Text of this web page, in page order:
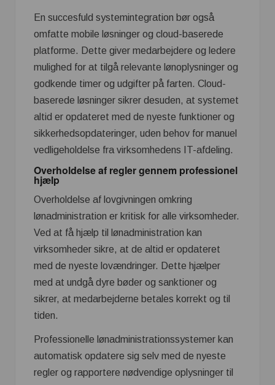
En succesfuld systemintegration bør også
omfatte mobile løsninger og cloud-baserede
platforme. Dette giver medarbejdere og ledere
mulighed for at tilgå relevante lønoplysninger og
godkende timer og udgifter på farten. Cloud-
baserede løsninger sikrer desuden, at systemet
altid er opdateret med de nyeste funktioner og
sikkerhedsopdateringer, uden behov for manuel
vedligeholdelse fra virksomhedens IT-afdeling.
Overholdelse af regler gennem professionel
hjælp
Overholdelse af lovgivningen omkring
lønadministration er kritisk for alle virksomheder.
Ved at få hjælp til lønadministration kan
virksomheder sikre, at de altid er opdateret
med de nyeste lovændringer. Dette hjælper
med at undgå dyre bøder og sanktioner og
sikrer, at medarbejderne betales korrekt og til
tiden.
Professionelle lønadministrationssystemer kan
automatisk opdatere sig selv med de nyeste
regler og rapportere nødvendige oplysninger til